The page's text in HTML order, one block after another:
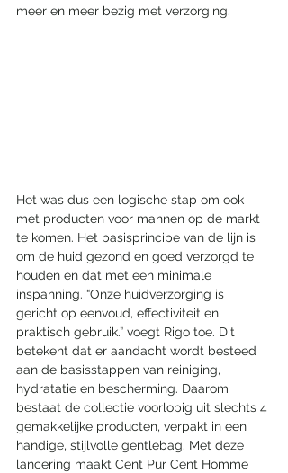
meer en meer bezig met verzorging.
Het was dus een logische stap om ook
met producten voor mannen op de markt
te komen. Het basisprincipe van de lijn is
om de huid gezond en goed verzorgd te
houden en dat met een minimale
inspanning. “Onze huidverzorging is
gericht op eenvoud, effectiviteit en
praktisch gebruik.” voegt Rigo toe. Dit
betekent dat er aandacht wordt besteed
aan de basisstappen van reiniging,
hydratatie en bescherming. Daarom
bestaat de collectie voorlopig uit slechts 4
gemakkelijke producten, verpakt in een
handige, stijlvolle gentlebag. Met deze
lancering maakt Cent Pur Cent Homme